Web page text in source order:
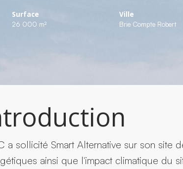
Surface
26 000 m²
Ville
Brie Compte Robert
a sollicité Smart Alternative sur son site
ainsi que l'impact climatique du